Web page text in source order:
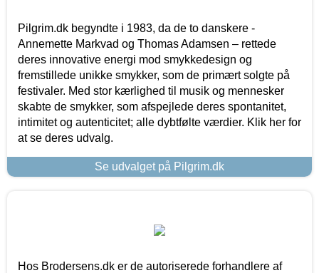
Pilgrim.dk begyndte i 1983, da de to danskere -
Annemette Markvad og Thomas Adamsen – rettede
deres innovative energi mod smykkedesign og
fremstillede unikke smykker, som de primært solgte på
festivaler. Med stor kærlighed til musik og mennesker
skabte de smykker, som afspejlede deres spontanitet,
intimitet og autenticitet; alle dybtfølte værdier. Klik her for
at se deres udvalg.
Se udvalget på Pilgrim.dk
Hos Brodersens.dk er de autoriserede forhandlere af